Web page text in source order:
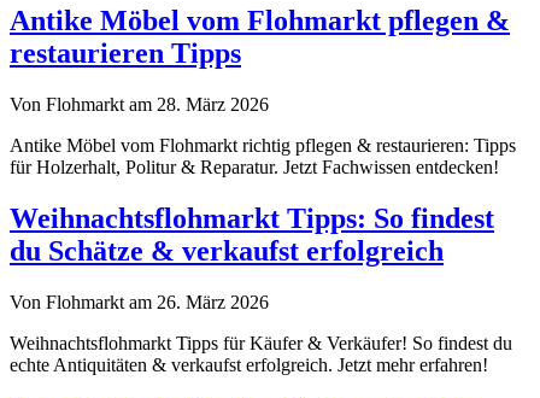
Antike Möbel vom Flohmarkt pflegen &
restaurieren Tipps
Von Flohmarkt am 28. März 2026
Antike Möbel vom Flohmarkt richtig pflegen & restaurieren: Tipps
für Holzerhalt, Politur & Reparatur. Jetzt Fachwissen entdecken!
Weihnachtsflohmarkt Tipps: So findest
du Schätze & verkaufst erfolgreich
Von Flohmarkt am 26. März 2026
Weihnachtsflohmarkt Tipps für Käufer & Verkäufer! So findest du
echte Antiquitäten & verkaufst erfolgreich. Jetzt mehr erfahren!